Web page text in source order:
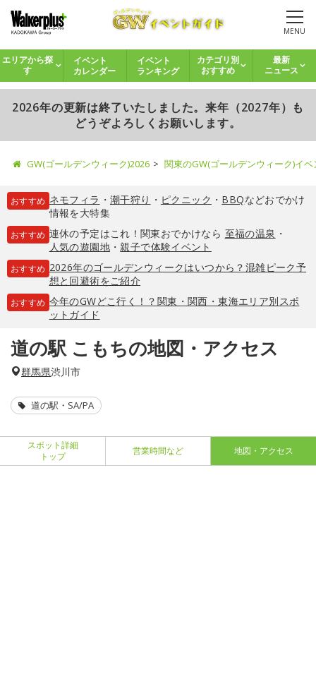
MENU
エリアから探
す
イベント
カレンダー
イベント
ランキング
カテゴリ別
おすすめ
最新
ニュース
2026年の更新は終了いたしました。来年（2027年）も
どうぞよろしくお願いします。
GW(ゴールデンウィーク)2026 関東のGW(ゴールデンウィーク)イ
おすすめ ネモフィラ ・ 潮干狩り ・ ピクニック ・ BBQなどおでかけ
情報を大特集
おすすめ 連休の予定はこれ！関東おでかけなら 至福の温泉 ・
人気の遊園地・親子で体験イベント
おすすめ 2026年のゴールデンウィークはいつから？混雑ピーク予
想と回避術をご紹介
おすすめ 今年のGWどこ行く！？関東・関西・東海エリア別スポ
ットガイド
道の駅 こもちの地図・アクセス
群馬県渋川市
道の駅・SA/PA
スポット詳細
トップ
営業時間など 地図・アクセス